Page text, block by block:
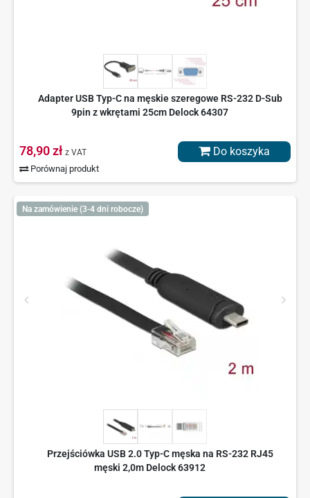
Adapter USB Typ-C na męskie szeregowe RS-232 D-Sub
9pin z wkrętami 25cm Delock 64307
78,90 zł z VAT
Porównaj produkt
Do koszyka
Na zamówienie (3-4 dni robocze)
Przejściówka USB 2.0 Typ-C męska na RS-232 RJ45
męski 2,0m Delock 63912